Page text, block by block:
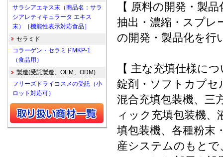
【 原料の開発・製
抽出・濃縮・スプレ
の開発・製品化を行
【 主な充填仕様に
錠剤・ソフトカプセ
混合充填包装機、三
ィック充填包装機
填包装機、各種粉末
産システムのもとで
サラシアエキス末（商品名：サラ
シアレティキュラータ エキス
末）［機能性表示対応食品］
セラミド
コラーゲン・セラミドMKP-1
（食品用）
製造(受託製造、OEM、ODM)
フリーズドライコスメの受託（小
ロット対応可）